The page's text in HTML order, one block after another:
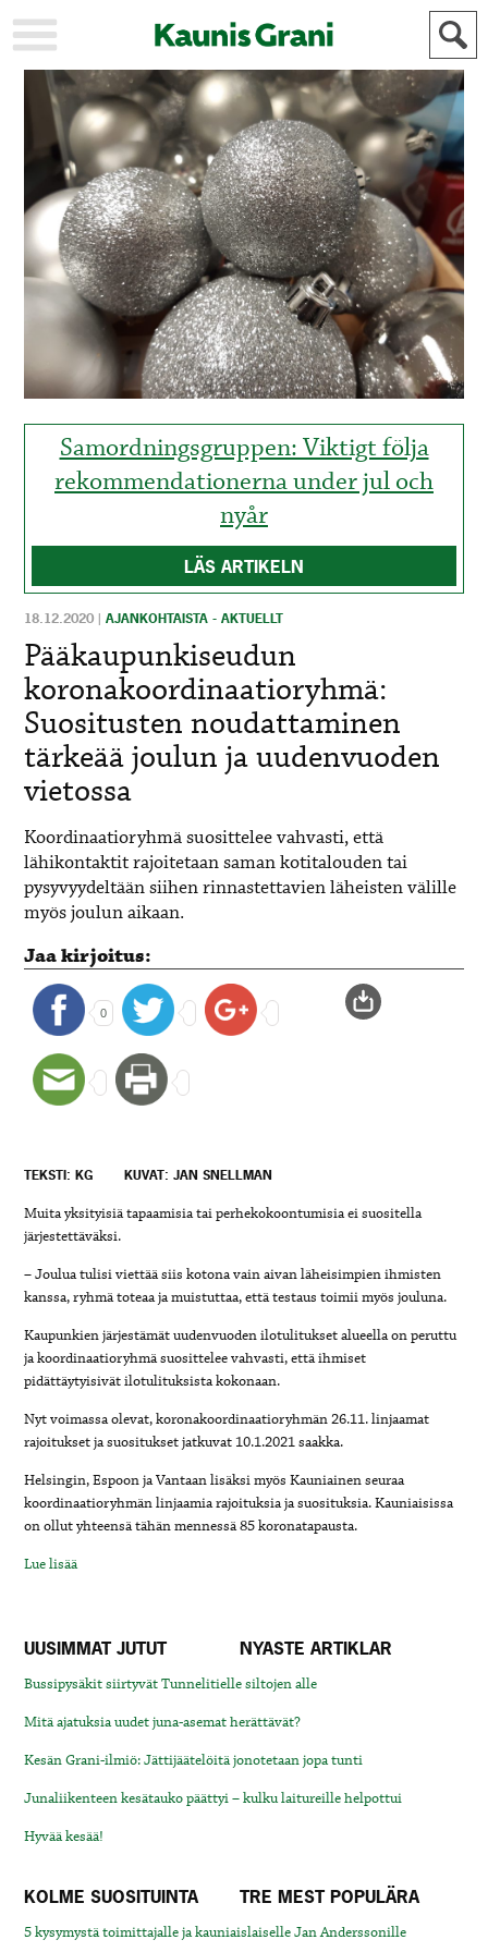
KAUPUNKI
STADEN
AJANKOHTAISTA
AKTUELLT
URHEILU
IDROTT
KULTTUURI
KULTUR
HISTORIA
HISTORIA
YLEINEN
ALLMÄN
MAINOSTAJILLE
FÖR
ANNONSÖRER
Samordningsgruppen: Viktigt följa
rekommendationerna under jul och
nyår
LÄS ARTIKELN
18.12.2020 |AJANKOHTAISTA - AKTUELLT
Pääkaupunkiseudun
koronakoordinaatioryhmä:
Suositusten noudattaminen
tärkeää joulun ja uudenvuoden
vietossa
Koordinaatioryhmä suosittelee vahvasti, että
lähikontaktit rajoitetaan saman kotitalouden tai
pysyvyydeltään siihen rinnastettavien läheisten välille
myös joulun aikaan.
Jaa kirjoitus:
0
TEKSTI: KG KUVAT: JAN SNELLMAN
Muita yksityisiä tapaamisia tai perhekokoontumisia ei suositella
järjestettäväksi.
– Joulua tulisi viettää siis kotona vain aivan läheisimpien ihmisten
kanssa, ryhmä toteaa ja muistuttaa, että testaus toimii myös jouluna.
Kaupunkien järjestämät uudenvuoden ilotulitukset alueella on peruttu
ja koordinaatioryhmä suosittelee vahvasti, että ihmiset
pidättäytyisivät ilotulituksista kokonaan.
Nyt voimassa olevat, koronakoordinaatioryhmän 26.11. linjaamat
rajoitukset ja suositukset jatkuvat 10.1.2021 saakka.
Helsingin, Espoon ja Vantaan lisäksi myös Kauniainen seuraa
koordinaatioryhmän linjaamia rajoituksia ja suosituksia. Kauniaisissa
on ollut yhteensä tähän mennessä 85 koronatapausta.
Lue lisää
UUSIMMAT JUTUT NYASTE ARTIKLAR
Bussipysäkit siirtyvät Tunnelitielle siltojen alle
Mitä ajatuksia uudet juna-asemat herättävät?
Kesän Grani-ilmiö: Jättijäätelöitä jonotetaan jopa tunti
Junaliikenteen kesätauko päättyi – kulku laitureille helpottui
Hyvää kesää!
KOLME SUOSITUINTA TRE MEST POPULÄRA
5 kysymystä toimittajalle ja kauniaislaiselle Jan Anderssonille